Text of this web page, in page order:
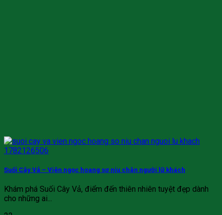
Suối Cây Vả – Viên ngọc hoang sơ níu chân người lữ khách
Khám phá Suối Cây Vả, điểm đến thiên nhiên tuyệt đẹp dành
cho những ai...